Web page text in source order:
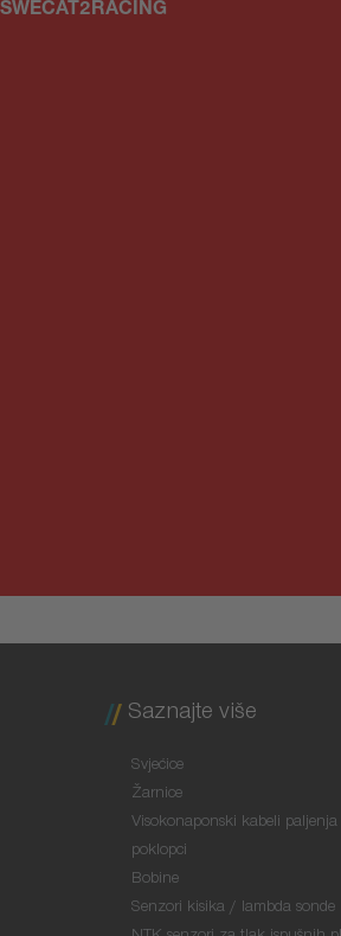
SWECAT2RACING
Saznajte više
Svjećice
Žarnice
Visokonaponski kabeli paljenja
poklopci
Bobine
Senzori kisika / lambda sonde